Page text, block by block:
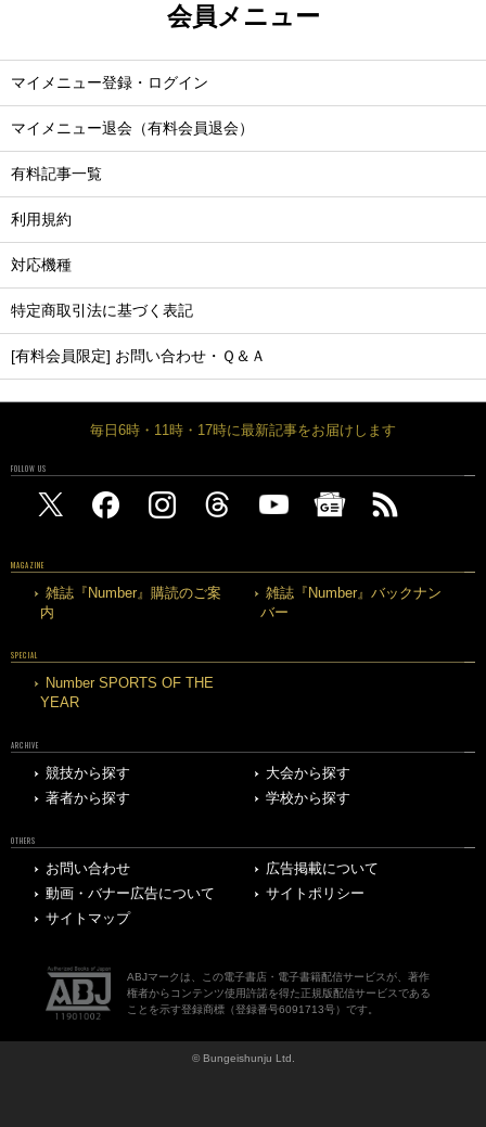
会員メニュー
マイメニュー登録・ログイン
マイメニュー退会（有料会員退会）
有料記事一覧
利用規約
対応機種
特定商取引法に基づく表記
[有料会員限定] お問い合わせ・Ｑ＆Ａ
毎日6時・11時・17時に最新記事をお届けします
FOLLOW US
MAGAZINE
雑誌『Number』購読のご案
内
雑誌『Number』バックナン
バー
SPECIAL
Number SPORTS OF THE
YEAR
ARCHIVE
競技から探す
大会から探す
著者から探す
学校から探す
OTHERS
お問い合わせ
広告掲載について
動画・バナー広告について
サイトポリシー
サイトマップ
ABJマークは、この電子書店・電子書籍配信サービスが、著作
権者からコンテンツ使用許諾を得た正規版配信サービスである
ことを示す登録商標（登録番号6091713号）です。
© Bungeishunju Ltd.